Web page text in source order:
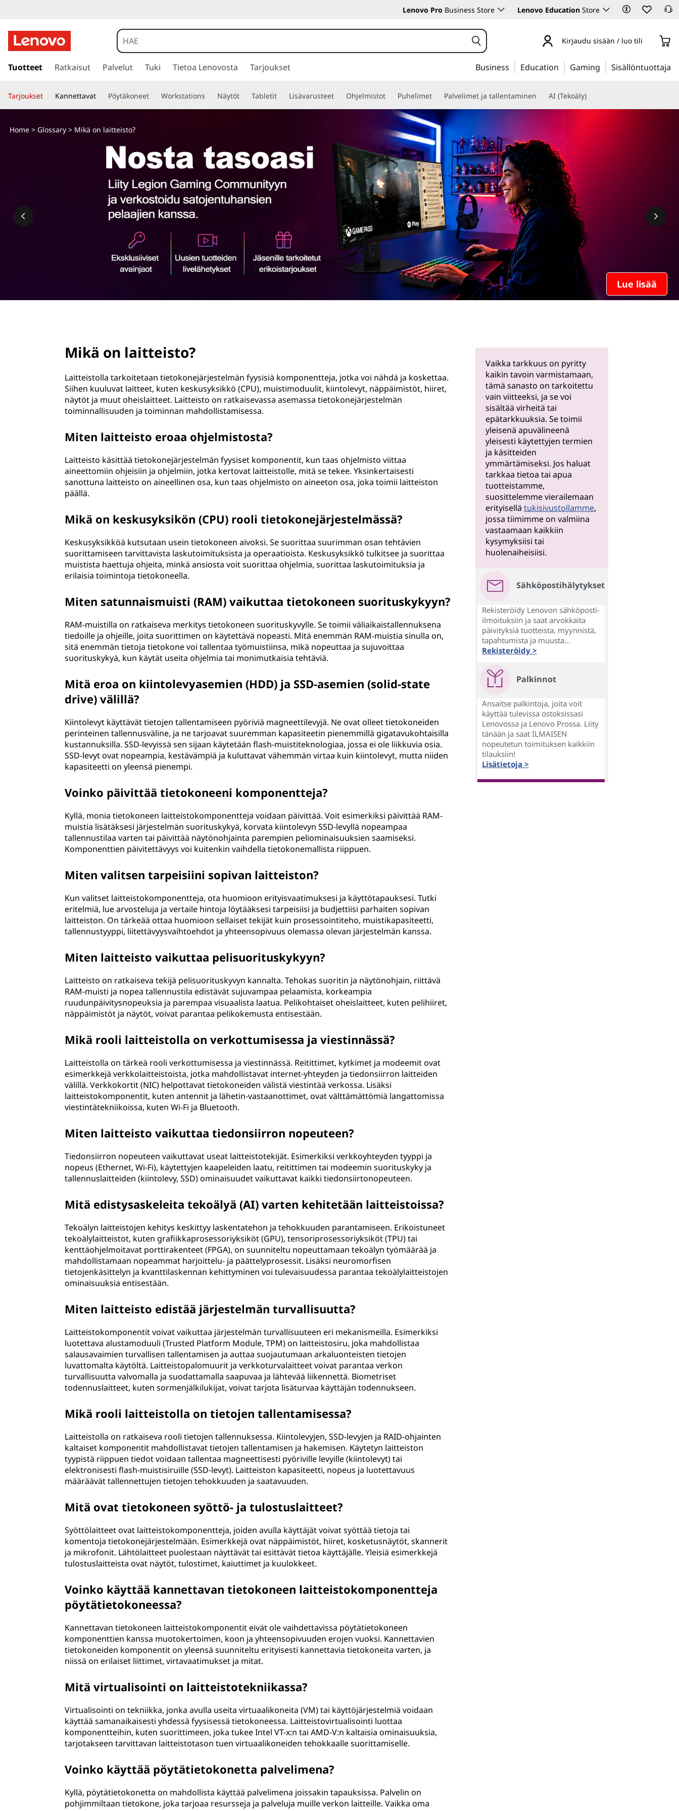
Lenovo Pro Business Store Lenovo Education Store
i
r
y
ä
Kirjaudu sisään / luo tili
Tuotteet Ratkaisut Palvelut Tuki Tietoa Lenovosta Tarjoukset Business Education Gaming Sisällöntuottaja
Tarjoukset Kannettavat Pöytäkoneet Workstations Näytöt Tabletit Lisävarusteet Ohjelmistot Puhelimet Palvelimet ja tallentaminen AI (Tekoäly)
Lue lisää
Home> Glossary> Mikä on laitteisto?
Mikä on laitteisto?
Laitteistolla tarkoitetaan tietokonejärjestelmän fyysisiä komponentteja, jotka voi nähdä ja koskettaa.
Siihen kuuluvat laitteet, kuten keskusyksikkö (CPU), muistimoduulit, kiintolevyt, näppäimistöt, hiiret,
näytöt ja muut oheislaitteet. Laitteisto on ratkaisevassa asemassa tietokonejärjestelmän
toiminnallisuuden ja toiminnan mahdollistamisessa.
Miten laitteisto eroaa ohjelmistosta?
Laitteisto käsittää tietokonejärjestelmän fyysiset komponentit, kun taas ohjelmisto viittaa
aineettomiin ohjeisiin ja ohjelmiin, jotka kertovat laitteistolle, mitä se tekee. Yksinkertaisesti
sanottuna laitteisto on aineellinen osa, kun taas ohjelmisto on aineeton osa, joka toimii laitteiston
päällä.
Mikä on keskusyksikön (CPU) rooli tietokonejärjestelmässä?
Keskusyksikköä kutsutaan usein tietokoneen aivoksi. Se suorittaa suurimman osan tehtävien
suorittamiseen tarvittavista laskutoimituksista ja operaatioista. Keskusyksikkö tulkitsee ja suorittaa
muistista haettuja ohjeita, minkä ansiosta voit suorittaa ohjelmia, suorittaa laskutoimituksia ja
erilaisia toimintoja tietokoneella.
Miten satunnaismuisti (RAM) vaikuttaa tietokoneen suorituskykyyn?
RAM-muistilla on ratkaiseva merkitys tietokoneen suorituskyvylle. Se toimii väliaikaistallennuksena
tiedoille ja ohjeille, joita suorittimen on käytettävä nopeasti. Mitä enemmän RAM-muistia sinulla on,
sitä enemmän tietoja tietokone voi tallentaa työmuistiinsa, mikä nopeuttaa ja sujuvoittaa
suorituskykyä, kun käytät useita ohjelmia tai monimutkaisia tehtäviä.
Mitä eroa on kiintolevyasemien (HDD) ja SSD-asemien (solid-state
drive) välillä?
Kiintolevyt käyttävät tietojen tallentamiseen pyöriviä magneettilevyjä. Ne ovat olleet tietokoneiden
perinteinen tallennusväline, ja ne tarjoavat suuremman kapasiteetin pienemmillä gigatavukohtaisilla
kustannuksilla. SSD-levyissä sen sijaan käytetään flash-muistiteknologiaa, jossa ei ole liikkuvia osia.
SSD-levyt ovat nopeampia, kestävämpiä ja kuluttavat vähemmän virtaa kuin kiintolevyt, mutta niiden
kapasiteetti on yleensä pienempi.
Voinko päivittää tietokoneeni komponentteja?
Kyllä, monia tietokoneen laitteistokomponentteja voidaan päivittää. Voit esimerkiksi päivittää RAM-
muistia lisätäksesi järjestelmän suorituskykyä, korvata kiintolevyn SSD-levyllä nopeampaa
tallennustilaa varten tai päivittää näytönohjainta parempien peliominaisuuksien saamiseksi.
Komponenttien päivitettävyys voi kuitenkin vaihdella tietokonemallista riippuen.
Miten valitsen tarpeisiini sopivan laitteiston?
Kun valitset laitteistokomponentteja, ota huomioon erityisvaatimuksesi ja käyttötapauksesi. Tutki
eritelmiä, lue arvosteluja ja vertaile hintoja löytääksesi tarpeisiisi ja budjettiisi parhaiten sopivan
laitteiston. On tärkeää ottaa huomioon sellaiset tekijät kuin prosessointiteho, muistikapasiteetti,
tallennustyyppi, liitettävyysvaihtoehdot ja yhteensopivuus olemassa olevan järjestelmän kanssa.
Miten laitteisto vaikuttaa pelisuorituskykyyn?
Laitteisto on ratkaiseva tekijä pelisuorituskyvyn kannalta. Tehokas suoritin ja näytönohjain, riittävä
RAM-muisti ja nopea tallennustila edistävät sujuvampaa pelaamista, korkeampia
ruudunpäivitysnopeuksia ja parempaa visuaalista laatua. Pelikohtaiset oheislaitteet, kuten pelihiiret,
näppäimistöt ja näytöt, voivat parantaa pelikokemusta entisestään.
Mikä rooli laitteistolla on verkottumisessa ja viestinnässä?
Laitteistolla on tärkeä rooli verkottumisessa ja viestinnässä. Reitittimet, kytkimet ja modeemit ovat
esimerkkejä verkkolaitteistoista, jotka mahdollistavat internet-yhteyden ja tiedonsiirron laitteiden
välillä. Verkkokortit (NIC) helpottavat tietokoneiden välistä viestintää verkossa. Lisäksi
laitteistokomponentit, kuten antennit ja lähetin-vastaanottimet, ovat välttämättömiä langattomissa
viestintätekniikoissa, kuten Wi-Fi ja Bluetooth.
Miten laitteisto vaikuttaa tiedonsiirron nopeuteen?
Tiedonsiirron nopeuteen vaikuttavat useat laitteistotekijät. Esimerkiksi verkkoyhteyden tyyppi ja
nopeus (Ethernet, Wi-Fi), käytettyjen kaapeleiden laatu, reitittimen tai modeemin suorituskyky ja
tallennuslaitteiden (kiintolevy, SSD) ominaisuudet vaikuttavat kaikki tiedonsiirtonopeuteen.
Mitä edistysaskeleita tekoälyä (AI) varten kehitetään laitteistoissa?
Tekoälyn laitteistojen kehitys keskittyy laskentatehon ja tehokkuuden parantamiseen. Erikoistuneet
tekoälylaitteistot, kuten grafiikkaprosessoriyksiköt (GPU), tensoriprosessoriyksiköt (TPU) tai
kenttäohjelmoitavat porttirakenteet (FPGA), on suunniteltu nopeuttamaan tekoälyn työmäärää ja
mahdollistamaan nopeammat harjoittelu- ja päättelyprosessit. Lisäksi neuromorfisen
tietojenkäsittelyn ja kvanttilaskennan kehittyminen voi tulevaisuudessa parantaa tekoälylaitteistojen
ominaisuuksia entisestään.
Miten laitteisto edistää järjestelmän turvallisuutta?
Laitteistokomponentit voivat vaikuttaa järjestelmän turvallisuuteen eri mekanismeilla. Esimerkiksi
luotettava alustamoduuli (Trusted Platform Module, TPM) on laitteistosiru, joka mahdollistaa
salausavaimien turvallisen tallentamisen ja auttaa suojautumaan arkaluonteisten tietojen
luvattomalta käytöltä. Laitteistopalomuurit ja verkkoturvalaitteet voivat parantaa verkon
turvallisuutta valvomalla ja suodattamalla saapuvaa ja lähtevää liikennettä. Biometriset
todennuslaitteet, kuten sormenjälkilukijat, voivat tarjota lisäturvaa käyttäjän todennukseen.
Mikä rooli laitteistolla on tietojen tallentamisessa?
Laitteistolla on ratkaiseva rooli tietojen tallennuksessa. Kiintolevyjen, SSD-levyjen ja RAID-ohjainten
kaltaiset komponentit mahdollistavat tietojen tallentamisen ja hakemisen. Käytetyn laitteiston
tyypistä riippuen tiedot voidaan tallentaa magneettisesti pyöriville levyille (kiintolevyt) tai
elektronisesti flash-muistisiruille (SSD-levyt). Laitteiston kapasiteetti, nopeus ja luotettavuus
määräävät tallennettujen tietojen tehokkuuden ja saatavuuden.
Mitä ovat tietokoneen syöttö- ja tulostuslaitteet?
Syöttölaitteet ovat laitteistokomponentteja, joiden avulla käyttäjät voivat syöttää tietoja tai
komentoja tietokonejärjestelmään. Esimerkkejä ovat näppäimistöt, hiiret, kosketusnäytöt, skannerit
ja mikrofonit. Lähtölaitteet puolestaan näyttävät tai esittävät tietoa käyttäjälle. Yleisiä esimerkkejä
tulostuslaitteista ovat näytöt, tulostimet, kaiuttimet ja kuulokkeet.
Voinko käyttää kannettavan tietokoneen laitteistokomponentteja
pöytätietokoneessa?
Kannettavan tietokoneen laitteistokomponentit eivät ole vaihdettavissa pöytätietokoneen
komponenttien kanssa muotokertoimen, koon ja yhteensopivuuden erojen vuoksi. Kannettavien
tietokoneiden komponentit on yleensä suunniteltu erityisesti kannettavia tietokoneita varten, ja
niissä on erilaiset liittimet, virtavaatimukset ja mitat.
Mitä virtualisointi on laitteistotekniikassa?
Virtualisointi on tekniikka, jonka avulla useita virtuaalikoneita (VM) tai käyttöjärjestelmiä voidaan
käyttää samanaikaisesti yhdessä fyysisessä tietokoneessa. Laitteistovirtualisointi luottaa
komponentteihin, kuten suorittimeen, joka tukee Intel VT-x:n tai AMD-V:n kaltaisia ominaisuuksia,
tarjotakseen tarvittavan laitteistotason tuen virtuaalikoneiden tehokkaalle suorittamiselle.
Voinko käyttää pöytätietokonetta palvelimena?
Kyllä, pöytätietokonetta on mahdollista käyttää palvelimena joissakin tapauksissa. Palvelin on
pohjimmiltaan tietokone, joka tarjoaa resursseja ja palveluja muille verkon laitteille. Vaikka oma
Vaikka tarkkuus on pyritty
kaikin tavoin varmistamaan,
tämä sanasto on tarkoitettu
vain viitteeksi, ja se voi
sisältää virheitä tai
epätarkkuuksia. Se toimii
yleisenä apuvälineenä
yleisesti käytettyjen termien
ja käsitteiden
ymmärtämiseksi. Jos haluat
tarkkaa tietoa tai apua
tuotteistamme,
suosittelemme vierailemaan
erityisellä tukisivustollamme,
jossa tiimimme on valmiina
vastaamaan kaikkiin
kysymyksiisi tai
huolenaiheisiisi.
Sähköpostihälytykset
Rekisteröidy Lenovon sähköposti-
ilmoituksiin ja saat arvokkaita
päivityksiä tuotteista, myynnistä,
tapahtumista ja muusta...
Rekisteröidy >
Palkinnot
Ansaitse palkintoja, joita voit
käyttää tulevissa ostoksissasi
Lenovossa ja Lenovo Prossa. Liity
tänään ja saat ILMAISEN
nopeutetun toimituksen kaikkiin
tilauksiin!
Lisätietoja >